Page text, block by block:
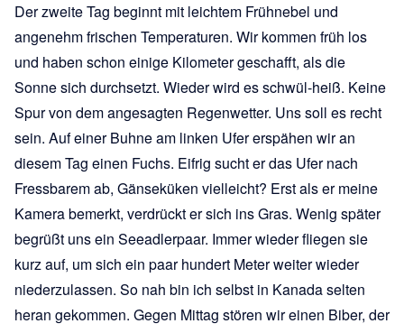
Der zweite Tag beginnt mit leichtem Frühnebel und
angenehm frischen Temperaturen. Wir kommen früh los
und haben schon einige Kilometer geschafft, als die
Sonne sich durchsetzt. Wieder wird es schwül-heiß. Keine
Spur von dem angesagten Regenwetter. Uns soll es recht
sein. Auf einer Buhne am linken Ufer erspähen wir an
diesem Tag einen Fuchs. Eifrig sucht er das Ufer nach
Fressbarem ab, Gänseküken vielleicht? Erst als er meine
Kamera bemerkt, verdrückt er sich ins Gras. Wenig später
begrüßt uns ein Seeadlerpaar. Immer wieder fliegen sie
kurz auf, um sich ein paar hundert Meter weiter wieder
niederzulassen. So nah bin ich selbst in Kanada selten
heran gekommen. Gegen Mittag stören wir einen Biber, der